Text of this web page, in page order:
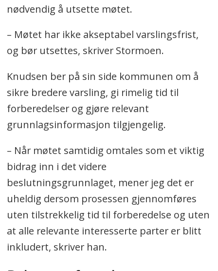
nødvendig å utsette møtet.
– Møtet har ikke akseptabel varslingsfrist,
og bør utsettes, skriver Stormoen.
Knudsen ber på sin side kommunen om å
sikre bredere varsling, gi rimelig tid til
forberedelser og gjøre relevant
grunnlagsinformasjon tilgjengelig.
– Når møtet samtidig omtales som et viktig
bidrag inn i det videre
beslutningsgrunnlaget, mener jeg det er
uheldig dersom prosessen gjennomføres
uten tilstrekkelig tid til forberedelse og uten
at alle relevante interesserte parter er blitt
inkludert, skriver han.